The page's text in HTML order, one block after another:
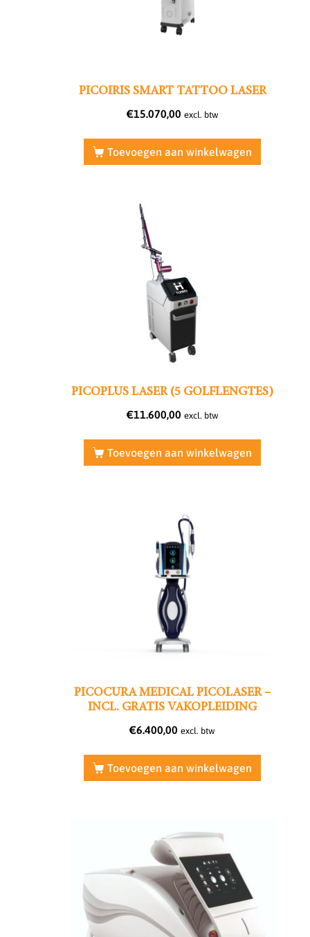
PICOIRIS SMART TATTOO LASER
€15.070,00 excl. btw
Toevoegen aan winkelwagen
PICOPLUS LASER (5 GOLFLENGTES)
€11.600,00 excl. btw
Toevoegen aan winkelwagen
PICOCURA MEDICAL PICOLASER –
INCL. GRATIS VAKOPLEIDING
€6.400,00 excl. btw
Toevoegen aan winkelwagen